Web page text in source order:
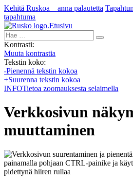
Kehitä Ruskoa – anna palautetta
tapahtuma
Etusivu
Hae:
Kontrasti:
Muuta kontrastia
Tekstin koko:
-Pienennä tekstin kokoa
+Suurenna tekstin kokoa
INFOTietoa zoomauksesta selaimella
Verkkosivun
muuttaminen